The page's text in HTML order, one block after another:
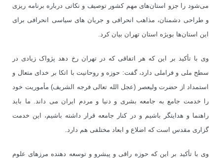
می‌شود را جزو استان‌های مهم کشور توصیف و نکاتی درباره برنامه ریزی
و طراحی دشمنان، مذاهب انحرافی و جریان های سیاسی انحرافی برای
این استان‌ها بویژه استان تهران بیان کرد.
وی با تأکید بر این که هر اتفاقی که در تهران رخ دهد پژواک زیادی در
سطح ملی و فراملی دارد، گفت: حوزه و روحانیت با اتکا بر خدای متعال و
استمداد از حضرت ولیعصر (عجل الله تعالی فرجه الشریف) مأموریت خود
را خدمت جامع به جامعه بشری و دنیا و مردم ایران می داند. ما باید
راهنما و هدایتگر باشیم و در کنار جامعه قرار داشته باشیم، این خدمت
گزاری مقدس است که اضلاع و ابعاد مختلفی هم دارد.
وی با تأکید بر این که حوزه راقی و پیشرو و توسعه دهنده مرزهای علوم